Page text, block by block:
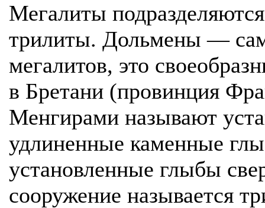
Мегалиты
трилиты. Дольмены —
мегалитов, это
в Бретани (провинция
Менгирами называют
удлиненные каменные
установленные глыбы
сооружение называется